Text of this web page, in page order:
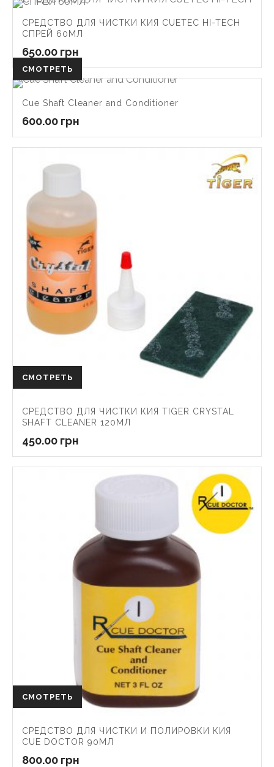
СРЕДСТВО ДЛЯ ЧИСТКИ КИЯ CUETEC HI-TECH
СПРЕЙ 60МЛ
650.00 грн
СМОТРЕТЬ
Cue Shaft Cleaner and Conditioner
600.00 грн
СМОТРЕТЬ
СРЕДСТВО ДЛЯ ЧИСТКИ КИЯ TIGER CRYSTAL
SHAFT CLEANER 120МЛ
450.00 грн
СМОТРЕТЬ
СРЕДСТВО ДЛЯ ЧИСТКИ И ПОЛИРОВКИ КИЯ
CUE DOCTOR 90МЛ
800.00 грн